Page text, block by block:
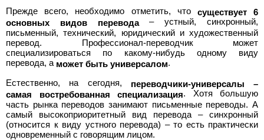
Полная
версия
Прежде всего, необходимо отметить, что существует 6
основных видов перевода– устный, синхронный,
письменный, технический, юридический и художественный
перевод. Профессионал-переводчик может
специализироваться по какому-нибудь одному виду
перевода, а может быть универсалом.
Естественно, на сегодня, переводчики-универсалы –
самая востребованная специализация. Хотя большую
часть рынка переводов занимают письменные переводы. А
самый высокоприоритетный вид перевода – синхронный
(относится к виду устного перевода) – то есть практически
одновременный с говорящим лицом.